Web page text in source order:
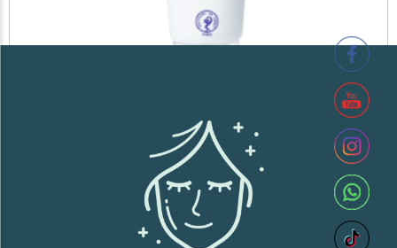
SVR XERIAL FISSURES ET CREVASSES